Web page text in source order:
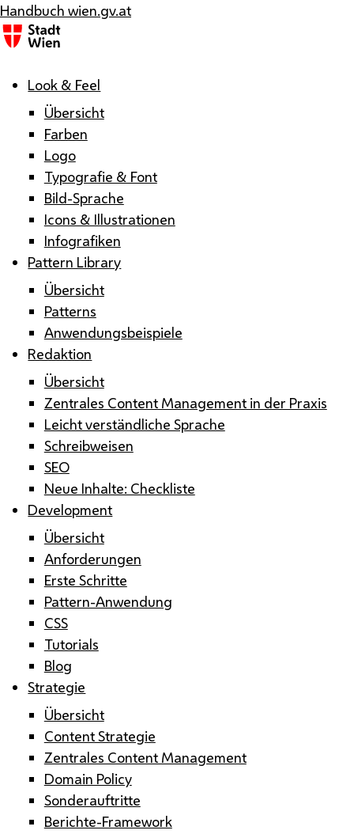
Handbuch wien.gv.at
Look & Feel
Übersicht
Farben
Logo
Typografie & Font
Bild-Sprache
Icons & Illustrationen
Infografiken
Pattern Library
Übersicht
Patterns
Anwendungsbeispiele
Redaktion
Übersicht
Zentrales Content Management in der Praxis
Leicht verständliche Sprache
Schreibweisen
SEO
Neue Inhalte: Checkliste
Development
Übersicht
Anforderungen
Erste Schritte
Pattern-Anwendung
CSS
Tutorials
Blog
Strategie
Übersicht
Content Strategie
Zentrales Content Management
Domain Policy
Sonderauftritte
Berichte-Framework